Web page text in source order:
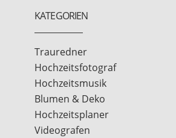
KATEGORIEN
Trauredner
Hochzeitsfotograf
Hochzeitsmusik
Blumen & Deko
Hochzeitsplaner
Videografen